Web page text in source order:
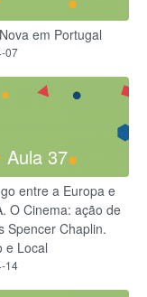
em Portugal
07
Aula 37
entre a Europa e
O Cinema: ação de
Spencer Chaplin.
e Local
14